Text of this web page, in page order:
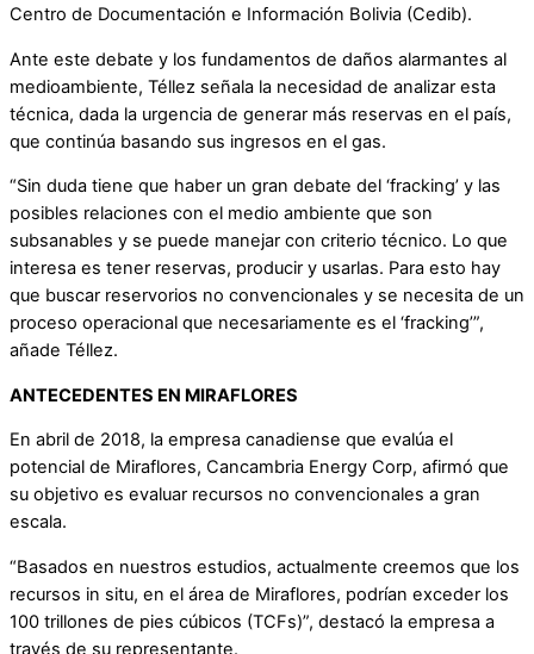
Centro de Documentación e Información Bolivia (Cedib).
Ante este debate y los fundamentos de daños alarmantes al
medioambiente, Téllez señala la necesidad de analizar esta
técnica, dada la urgencia de generar más reservas en el país,
que continúa basando sus ingresos en el gas.
“Sin duda tiene que haber un gran debate del ‘fracking’ y las
posibles relaciones con el medio ambiente que son
subsanables y se puede manejar con criterio técnico. Lo que
interesa es tener reservas, producir y usarlas. Para esto hay
que buscar reservorios no convencionales y se necesita de un
proceso operacional que necesariamente es el ‘fracking’”,
añade Téllez.
ANTECEDENTES EN MIRAFLORES
En abril de 2018, la empresa canadiense que evalúa el
potencial de Miraflores, Cancambria Energy Corp, afirmó que
su objetivo es evaluar recursos no convencionales a gran
escala.
“Basados en nuestros estudios, actualmente creemos que los
recursos in situ, en el área de Miraflores, podrían exceder los
100 trillones de pies cúbicos (TCFs)”, destacó la empresa a
través de su representante.